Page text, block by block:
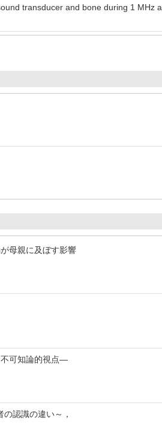
transducer and bone during 1 MHz
母親に及ぼす影響
可知論的視点―
の認識の違い～，